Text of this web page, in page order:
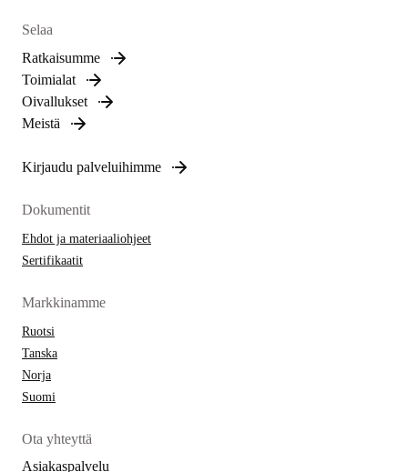
Selaa
Ratkaisumme
Toimialat
Oivallukset
Meistä
Kirjaudu palveluihimme
Dokumentit
Ehdot ja materiaaliohjeet
Sertifikaatit
Markkinamme
Ruotsi
Tanska
Norja
Suomi
Ota yhteyttä
Asiakaspalvelu